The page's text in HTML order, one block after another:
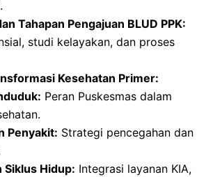
Tahapan Pengajuan BLUD PPK:
studi kelayakan, dan proses
Kesehatan Primer:
Peran Puskesmas dalam
Penyakit: Strategi pencegahan dan
Siklus Hidup: Integrasi layanan KIA,